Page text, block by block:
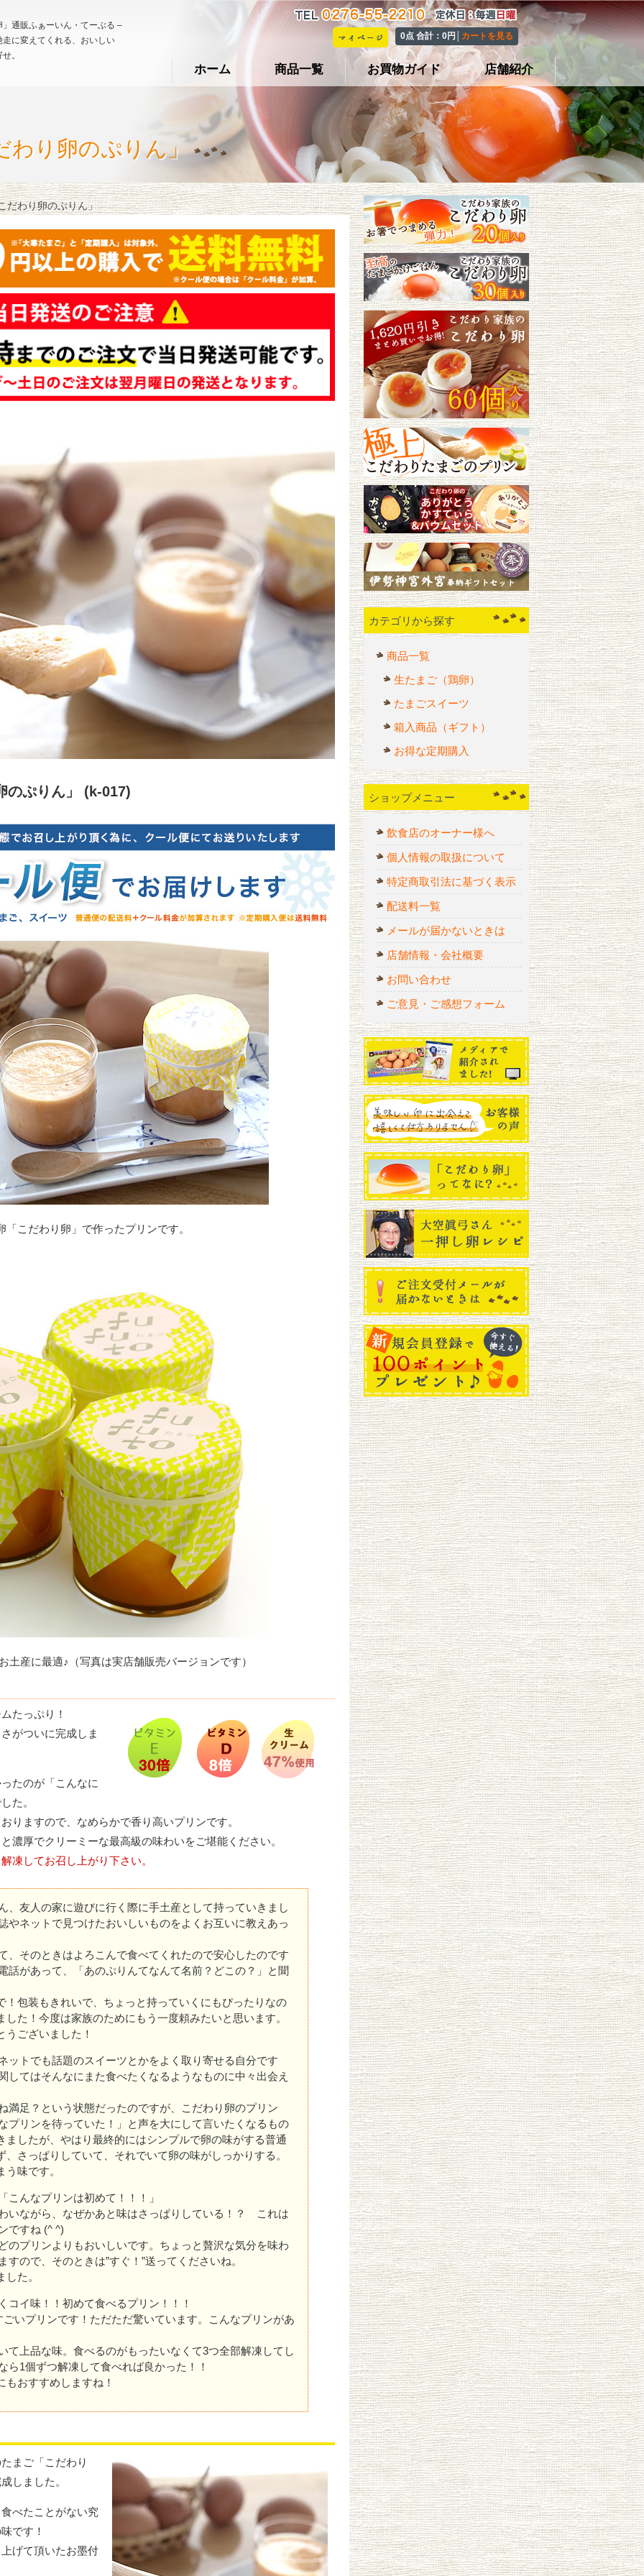
通販ふぁーいん・てーぶる –
に変えてくれる、おいしい
。
0点 合計：0円│ カートを見る
ホーム 商品一覧 お買物ガイド 店舗紹介
わり卵のぷりん」
だわり卵のぷりん」
のぷりん」 (k-017)
「こだわり卵」で作ったプリンです。
土産に最適♪（写真は実店舗販売バージョンです）
たっぷり！
がついに完成しま
たのが「こんなに
た。
りますので、なめらかで香り高いプリンです。
濃厚でクリーミーな最高級の味わいをご堪能ください。
凍してお召し上がり下さい。
、友人の家に遊びに行く際に手土産として持っていきまし
やネットで見つけたおいしいものをよくお互いに教えあっ
、そのときはよろこんで食べてくれたので安心したのです
話があって、「あのぷりんてなんて名前？どこの？」と聞
！包装もきれいで、ちょっと持っていくにもぴったりなの
た！今度は家族のためにもう一度頼みたいと思います。
ございました！
ットでも話題のスイーツとかをよく取り寄せる自分です
してはそんなにまた食べたくなるようなものに中々出会え
満足？という状態だったのですが、こだわり卵のプリン
プリンを待っていた！」と声を大にして言いたくなるもの
ましたが、やはり最終的にはシンプルで卵の味がする普通
さっぱりしていて、それでいて卵の味がしっかりする。
味です。
こんなプリンは初めて！！！」
いながら、なぜかあと味はさっぱりしている！？ これは
ですね (^ ^)
のプリンよりもおいしいです。ちょっと贅沢な気分を味わ
すので、そのときは”すぐ！”送ってくださいね。
た。
コイ味！！初めて食べるプリン！！！
いプリンです！ただただ驚いています。こんなプリンがあ
て上品な味。食べるのがもったいなくて3つ全部解凍してし
ら1個ずつ解凍して食べれば良かった！！
おすすめしますね！
まご「こだわり
しました。
べたことがない究
です！
げて頂いたお墨付
カテゴリから探す
商品一覧
生たまご（鶏卵）
たまごスイーツ
箱入商品（ギフト）
お得な定期購入
ショップメニュー
飲食店のオーナー様へ
個人情報の取扱について
特定商取引法に基づく表示
配送料一覧
メールが届かないときは
店舗情報・会社概要
お問い合わせ
ご意見・ご感想フォーム